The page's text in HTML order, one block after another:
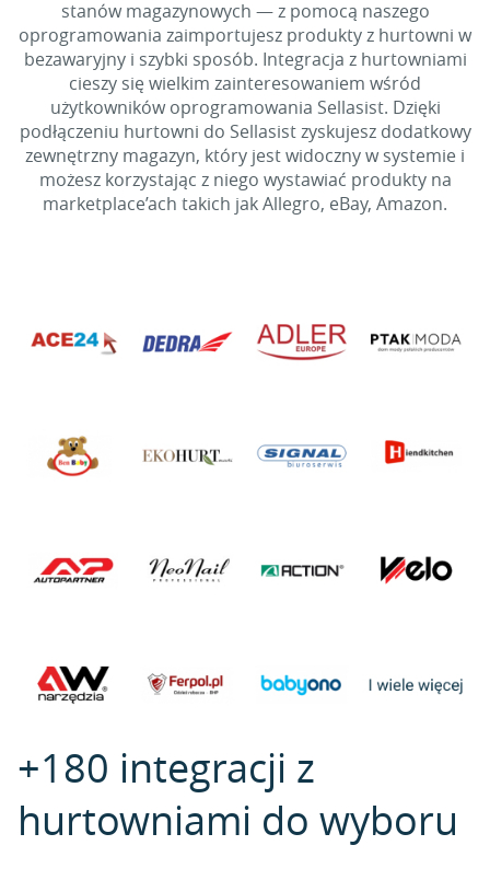
stanów magazynowych — z pomocą naszego
oprogramowania zaimportujesz produkty z hurtowni w
bezawaryjny i szybki sposób. Integracja z hurtowniami
cieszy się wielkim zainteresowaniem wśród
użytkowników oprogramowania Sellasist. Dzięki
podłączeniu hurtowni do Sellasist zyskujesz dodatkowy
zewnętrzny magazyn, który jest widoczny w systemie i
możesz korzystając z niego wystawiać produkty na
marketplace’ach takich jak Allegro, eBay, Amazon.
+180 integracji z
hurtowniami do wyboru